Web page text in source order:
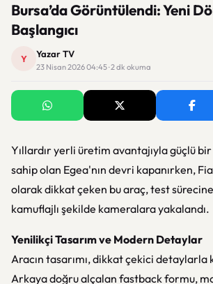
Bursa’da Görüntülendi: Yeni
Başlangıcı
Y Yazar TV
23 Nisan 2026 04:45 · 2 dk okuma
Yıllardır yerli üretim avantajıyla güçlü
sahip olan Egea'nın devri kapanırken,
olarak dikkat çeken bu araç, test
kamuflajlı şekilde kameralara yakalandı.
Yenilikçi Tasarım ve Modern Detaylar
Aracın tasarımı, dikkat çekici detaylarla
Arkaya doğru alçalan fastback formu,